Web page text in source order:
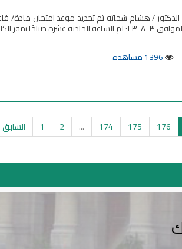
الدكتور / هشام شحاته تم تحديد موعد امتحان مادة/
القاهرة.
1396 مشاهدة
السابق 1 2 ... 174 175 176